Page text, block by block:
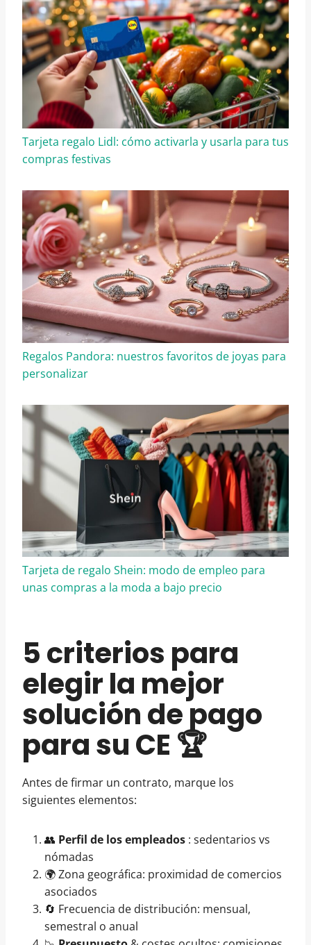
Tarjeta regalo Lidl: cómo activarla y usarla para tus
compras festivas
Regalos Pandora: nuestros favoritos de joyas para
personalizar
Tarjeta de regalo Shein: modo de empleo para
unas compras a la moda a bajo precio
5 criterios para
elegir la mejor
solución de pago
para su CE 🏆
Antes de firmar un contrato, marque los
siguientes elementos:
👥 Perfil de los empleados : sedentarios vs
nómadas
🌍 Zona geográfica: proximidad de comercios
asociados
🔄 Frecuencia de distribución: mensual,
semestral o anual